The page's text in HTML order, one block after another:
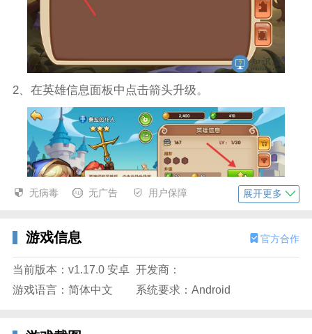
2、在英雄信息面板中点击箭头升级。
3、点击右侧切换到装备页面点击空格穿戴装备。
无病毒 无广告 用户保障 展开更多
游戏信息 官方合作
当前版本：v1.17.0 安卓 开发商：
游戏语言：简体中文
系统要求：Android